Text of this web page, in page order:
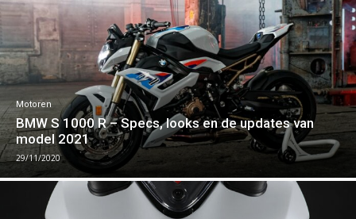
Motoren
BMW S 1000 R – Specs, looks en de updates van
model 2021
29/11/2020